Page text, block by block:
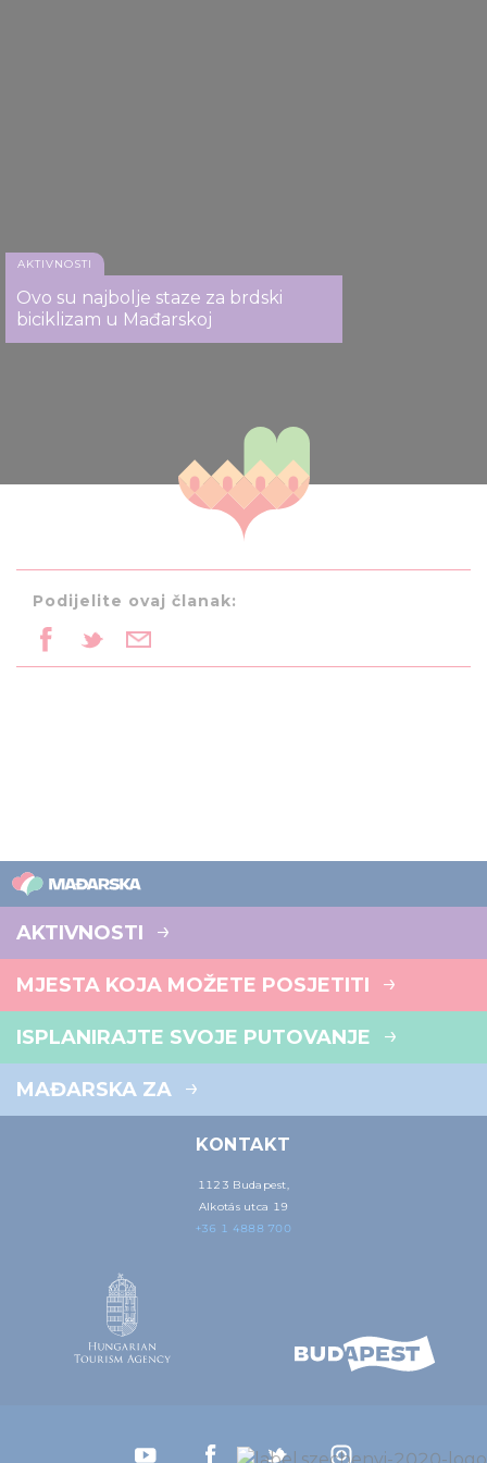
AKTIVNOSTI
Ovo su najbolje staze za brdski
biciklizam u Mađarskoj
Podijelite ovaj članak:
AKTIVNOSTI
MJESTA KOJA MOŽETE POSJETITI
ISPLANIRAJTE SVOJE PUTOVANJE
MAĐARSKA ZA
KONTAKT
1123 Budapest,
Alkotás utca 19
+36 1 4888 700